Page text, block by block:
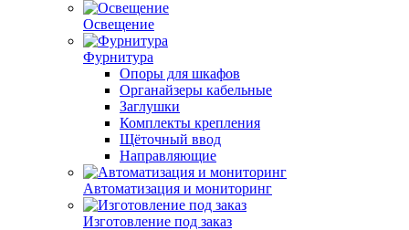
Освещение
Фурнитура
Опоры для шкафов
Органайзеры кабельные
Заглушки
Комплекты крепления
Щёточный ввод
Направляющие
Автоматизация и мониторинг
Изготовление под заказ